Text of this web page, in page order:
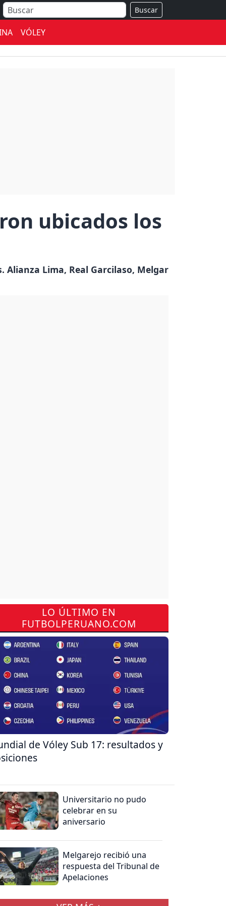
Buscar
VÓLEY
ubicados los
Alianza Lima, Real Garcilaso, Melgar
LO ÚLTIMO EN
FUTBOLPERUANO.COM
de Vóley Sub 17: resultados y
Universitario no pudo
celebrar en su
aniversario
Melgarejo recibió una
respuesta del Tribunal de
Apelaciones